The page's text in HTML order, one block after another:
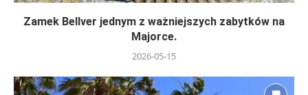
Zamek Bellver jednym z ważniejszych zabytków na
Majorce.
2026-05-15